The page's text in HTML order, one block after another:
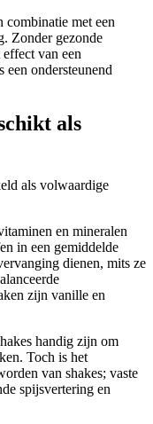
met een
Zonder gezonde
van een
ondersteunend
als
als volwaardige
en mineralen
in een gemiddelde
dienen, mits ze
zijn vanille en
handig zijn om
Toch is het
van shakes; vaste
spijsvertering en